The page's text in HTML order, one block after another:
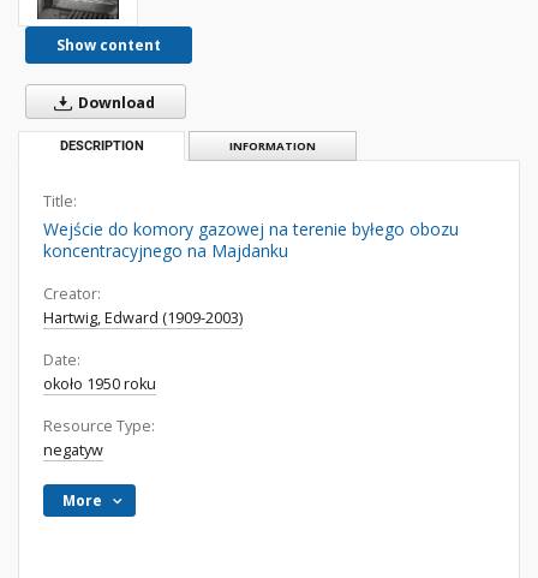
Show content
Download
DESCRIPTION INFORMATION
Title:
Wejście do komory gazowej na terenie byłego obozu
koncentracyjnego na Majdanku
Creator:
Hartwig, Edward (1909-2003)
Date:
około 1950 roku
Resource Type:
negatyw
More